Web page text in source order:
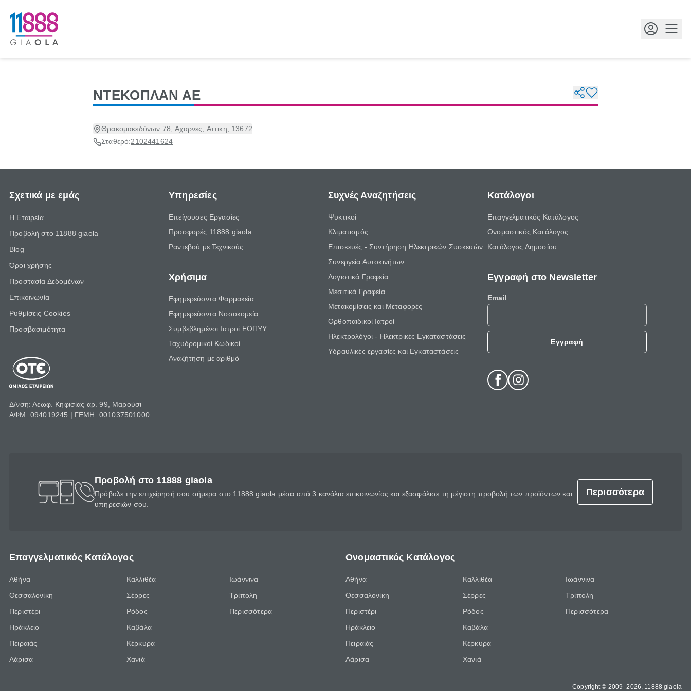
ΝΤΕΚΟΠΛΑΝ ΑΕ
Θρακομακεδόνων 78, Αχαρνες, Αττικη, 13672
Σταθερό:2102441624
Σχετικά με εμάς
Η Εταιρεία
Προβολή στο 11888 giaola
Blog
Όροι χρήσης
Προστασία Δεδομένων
Επικοινωνία
Ρυθμίσεις Cookies
Προσβασιμότητα
Δ/νση: Λεωφ. Κηφισίας αρ. 99, Μαρούσι
ΑΦΜ: 094019245 | ΓΕΜΗ: 001037501000
Υπηρεσίες
Επείγουσες Εργασίες
Προσφορές 11888 giaola
Ραντεβού με Τεχνικούς
Χρήσιμα
Εφημερεύοντα Φαρμακεία
Εφημερεύοντα Νοσοκομεία
Συμβεβλημένοι Ιατροί ΕΟΠΥΥ
Ταχυδρομικοί Κωδικοί
Αναζήτηση με αριθμό
Συχνές Αναζητήσεις
Ψυκτικοί
Κλιματισμός
Επισκευές - Συντήρηση Ηλεκτρικών Συσκευών
Συνεργεία Αυτοκινήτων
Λογιστικά Γραφεία
Μεσιτικά Γραφεία
Μετακομίσεις και Μεταφορές
Ορθοπαιδικοί Ιατροί
Ηλεκτρολόγοι - Ηλεκτρικές Εγκαταστάσεις
Υδραυλικές εργασίες και Εγκαταστάσεις
Κατάλογοι
Επαγγελματικός Κατάλογος
Ονομαστικός Κατάλογος
Κατάλογος Δημοσίου
Εγγραφή στο Newsletter
Email
Εγγραφή
Προβολή στο 11888 giaola
Πρόβαλε την επιχείρησή σου σήμερα στο 11888 giaola μέσα από 3 κανάλια επικοινωνίας και εξασφάλισε τη μέγιστη προβολή των προϊόντων και
υπηρεσιών σου.
Περισσότερα
Επαγγελματικός Κατάλογος
Αθήνα
Θεσσαλονίκη
Περιστέρι
Ηράκλειο
Πειραιάς
Λάρισα
Καλλιθέα
Σέρρες
Ρόδος
Καβάλα
Κέρκυρα
Χανιά
Ιωάννινα
Τρίπολη
Περισσότερα
Ονομαστικός Κατάλογος
Αθήνα
Θεσσαλονίκη
Περιστέρι
Ηράκλειο
Πειραιάς
Λάρισα
Καλλιθέα
Σέρρες
Ρόδος
Καβάλα
Κέρκυρα
Χανιά
Ιωάννινα
Τρίπολη
Περισσότερα
Copyright © 2009–2026, 11888 giaola